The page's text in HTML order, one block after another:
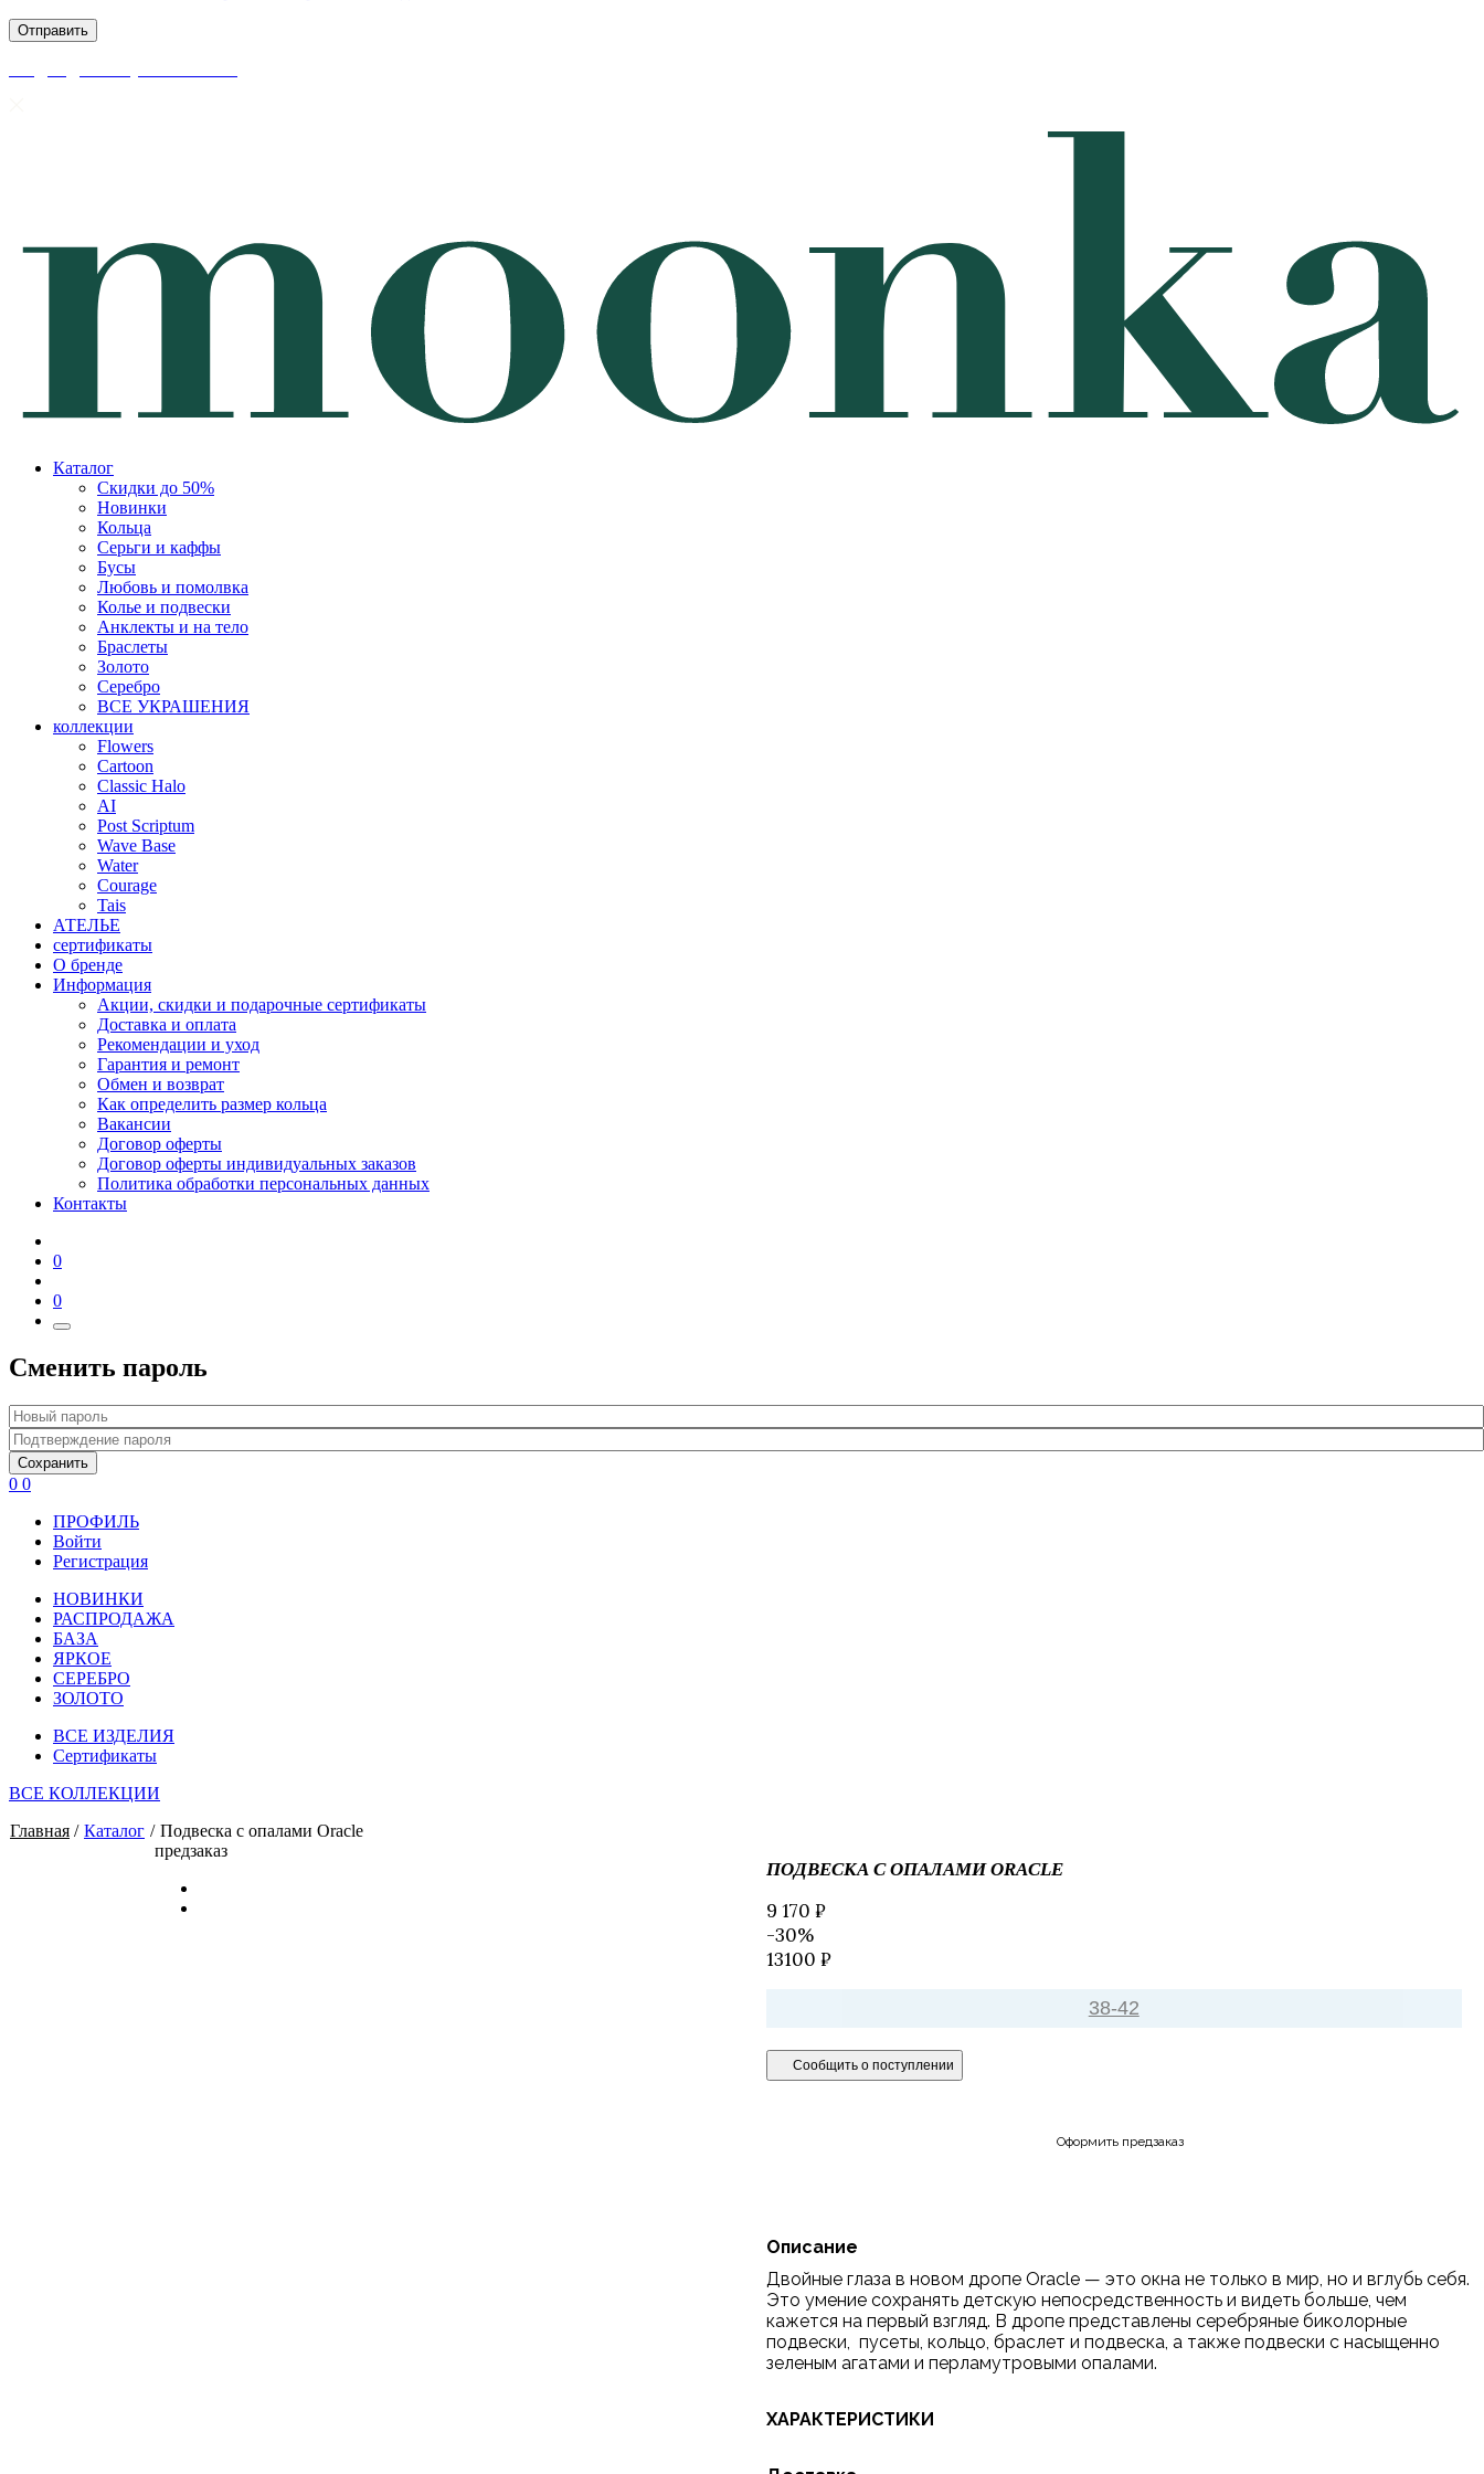
Каталог
Скидки до 50%
Новинки
Кольца
Серьги и каффы
Бусы
Любовь и помолвка
Колье и подвески
Анклекты и на тело
Браслеты
Золото
Серебро
ВСЕ УКРАШЕНИЯ
коллекции
Flowers
Cartoon
Classic Halo
AI
Post Scriptum
Wave Base
Water
Courage
Tais
АТЕЛЬЕ
сертификаты
О бренде
Информация
Акции, скидки и подарочные сертификаты
Доставка и оплата
Рекомендации и уход
Гарантия и ремонт
Обмен и возврат
Как определить размер кольца
Вакансии
Договор оферты
Договор оферты индивидуальных заказов
Политика обработки персональных данных
Контакты
0
0
Сменить пароль
Сохранить
0 0
ПРОФИЛЬ
Войти
Регистрация
НОВИНКИ
РАСПРОДАЖА
БАЗА
ЯРКОЕ
СЕРЕБРО
ЗОЛОТО
ВСЕ ИЗДЕЛИЯ
Сертификаты
ВСЕ КОЛЛЕКЦИИ
Главная / Каталог / Подвеска с опалами Oracle
предзаказ
ПОДВЕСКА С ОПАЛАМИ ORACLE
9 170 ₽
-30%
13100 ₽
38-42
Сообщить о поступлении
Оформить предзаказ
Описание
Двойные глаза в новом дропе Oracle — это окна не только в мир, но и вглубь себя.
Это умение сохранять детскую непосредственность и видеть больше, чем
кажется на первый взгляд. В дропе представлены серебряные биколорные
подвески, пусеты, кольцо, браслет и подвеска, а также подвески с насыщенно
зеленым агатами и перламутровыми опалами.
ХАРАКТЕРИСТИКИ